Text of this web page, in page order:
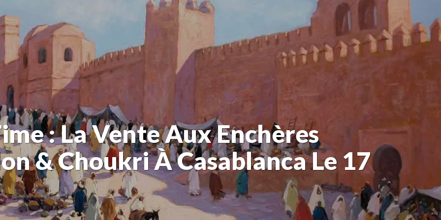
: La Vente Aux Enchères
& Choukri À Casablanca Le 17